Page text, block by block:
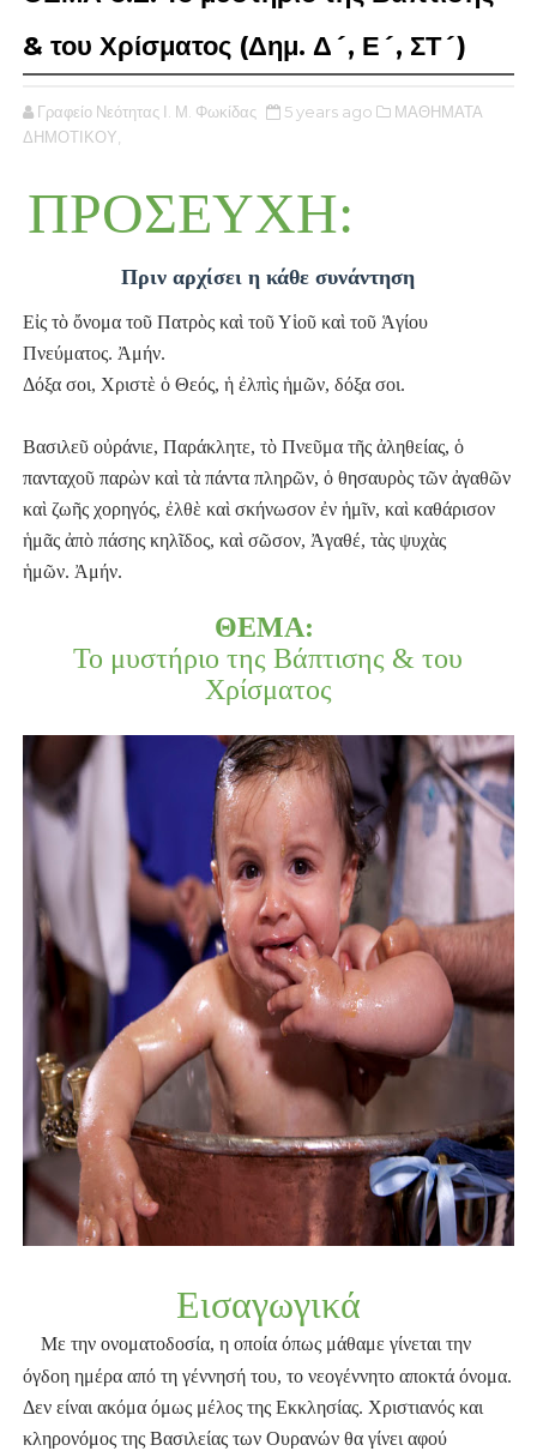
& του Χρίσματος (Δημ. Δ´, Ε´, ΣΤ´)
Γραφείο Νεότητας Ι. Μ. Φωκίδας 5 years ago
ΜΑΘΗΜΑΤΑ
ΔΗΜΟΤΙΚΟΥ,
ΠΡΟΣΕΥΧΗ:
Πριν αρχίσει η κάθε συνάντηση
Εἰς τὸ ὄνομα τοῦ Πατρὸς καὶ τοῦ Υἱοῦ καὶ τοῦ Ἁγίου
Πνεύματος. Ἀμήν.
Δόξα σοι, Χριστὲ ὁ Θεός, ἡ ἐλπὶς ἡμῶν, δόξα σοι.
Βασιλεῦ οὐράνιε, Παράκλητε, τὸ Πνεῦμα τῆς ἀληθείας, ὁ
πανταχοῦ παρὼν καὶ τὰ πάντα πληρῶν, ὁ θησαυρὸς τῶν ἀγαθῶν
καὶ ζωῆς χορηγός, ἐλθὲ καὶ σκήνωσον ἐν ἡμῖν, καὶ καθάρισον
ἡμᾶς ἀπὸ πάσης κηλῖδος, καὶ σῶσον, Ἀγαθέ, τὰς ψυχὰς
ἡμῶν. Ἀμήν.
ΘΕΜΑ:
Το μυστήριο της Βάπτισης & του
Χρίσματος
Εισαγωγικά
Με την ονοματοδοσία, η οποία όπως μάθαμε γίνεται την
όγδοη ημέρα από τη γέννησή του, το νεογέννητο αποκτά όνομα.
Δεν είναι ακόμα όμως μέλος της Εκκλησίας. Χριστιανός και
κληρονόμος της Βασιλείας των Ουρανών θα γίνει αφού